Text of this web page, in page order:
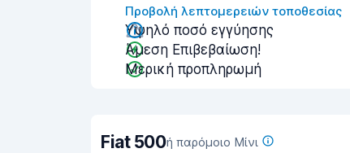
Προβολή λεπτομερειών τοποθεσίας
Υψηλό ποσό εγγύησης
Άμεση Επιβεβαίωση!
Μερική προπληρωμή
Fiat 500ή παρόμοιο Μίνι